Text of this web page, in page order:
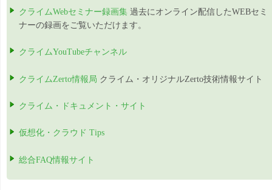
クライムWebセミナー録画集 過去にオンライン配信したWEBセミ
ナーの録画をご覧いただけます。
クライムYouTubeチャンネル
クライムZerto情報局 クライム・オリジナルZerto技術情報サイト
クライム・ドキュメント・サイト
仮想化・クラウド Tips
総合FAQ情報サイト